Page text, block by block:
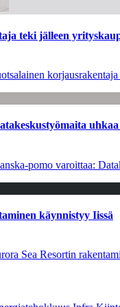
teki jälleen
pomo varoittaa:
käynnistyy Iissä
Sea Resortin